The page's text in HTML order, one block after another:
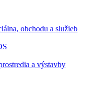
obchodu a služieb
a výstavby